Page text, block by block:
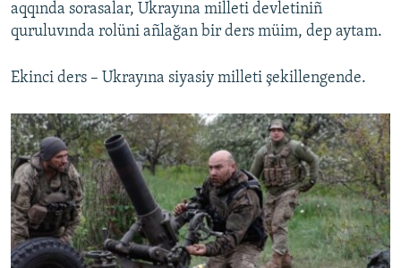
aqqında sorasalar, Ukrayına milleti devletiniñ
quruluvında rolüni añlağan bir ders müim, dep aytam.
Ekinci ders – Ukrayına siyasiy milleti şekillengende.